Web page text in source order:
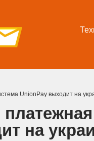
UnionPay выходит на
на